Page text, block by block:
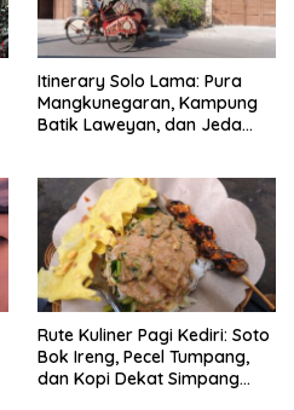
Itinerary Solo Lama: Pura
Mangkunegaran, Kampung
Batik Laweyan, dan Jeda
Rute Kuliner Pagi Kediri: Soto
Bok Ireng, Pecel Tumpang,
dan Kopi Dekat Simpang